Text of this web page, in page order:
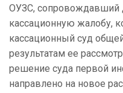
ОУЗС, сопровождавший
кассационную жалобу,
кассационный суд
результатам ее
решение суда первой
направлено на новое